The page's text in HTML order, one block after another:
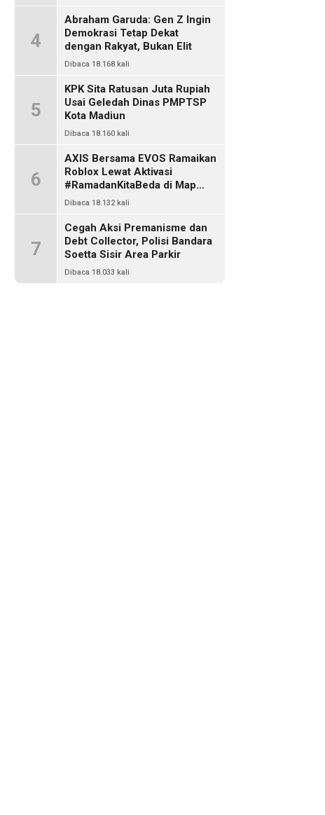
4
Abraham Garuda: Gen Z Ingin
Demokrasi Tetap Dekat
dengan Rakyat, Bukan Elit
Dibaca 18.168 kali
5
KPK Sita Ratusan Juta Rupiah
Usai Geledah Dinas PMPTSP
Kota Madiun
Dibaca 18.160 kali
6
AXIS Bersama EVOS Ramaikan
Roblox Lewat Aktivasi
#RamadanKitaBeda di Map
Indo Chat
Dibaca 18.132 kali
7
Cegah Aksi Premanisme dan
Debt Collector, Polisi Bandara
Soetta Sisir Area Parkir
Dibaca 18.033 kali